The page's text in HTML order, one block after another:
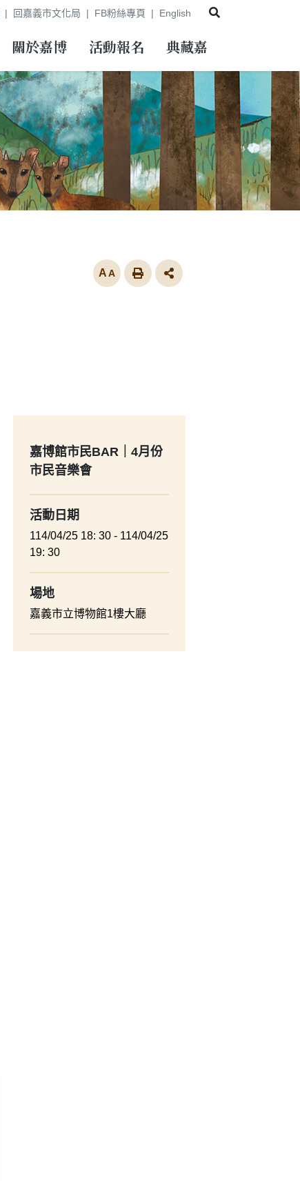
回嘉義市文化局 FB粉絲專頁 English
關於嘉博 活動報名 典藏嘉
放大
嘉博館市民BAR｜4月份
市民音樂會
活動日期
114/04/25 18: 30 - 114/04/25
19: 30
場地
嘉義市立博物館1樓大廳